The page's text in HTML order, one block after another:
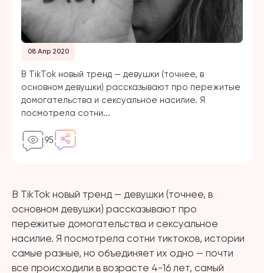
08 Апр 2020
В TikTok новый тренд — девушки (точнее, в
основном девушки) рассказывают про пережитые
домогательства и сексуальное насилие. Я
посмотрела сотни...
95
В TikTok новый тренд — девушки (точнее, в
основном девушки) рассказывают про
пережитые домогательства и сексуальное
насилие. Я посмотрела сотни тиктоков, истории
самые разные, но объединяет их одно — почти
все происходили в возрасте 4-16 лет, самый